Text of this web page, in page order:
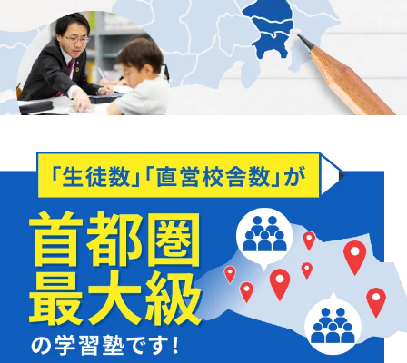
どんなことでもお聞かせください